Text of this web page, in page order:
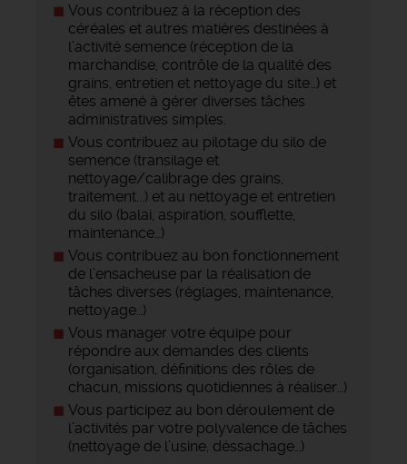
Vous contribuez à la réception des
céréales et autres matières destinées à
l’activité semence (réception de la
marchandise, contrôle de la qualité des
grains, entretien et nettoyage du site…) et
êtes amené à gérer diverses tâches
administratives simples.
Vous contribuez au pilotage du silo de
semence (transilage et
nettoyage/calibrage des grains,
traitement...) et au nettoyage et entretien
du silo (balai, aspiration, soufflette,
maintenance…)
Vous contribuez au bon fonctionnement
de l’ensacheuse par la réalisation de
tâches diverses (réglages, maintenance,
nettoyage…)
Vous manager votre équipe pour
répondre aux demandes des clients
(organisation, définitions des rôles de
chacun, missions quotidiennes à réaliser…)
Vous participez au bon déroulement de
l’activités par votre polyvalence de tâches
(nettoyage de l’usine, déssachage…)